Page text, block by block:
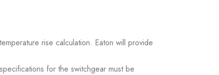
rise calculation. Eaton will provide
for the switchgear must be